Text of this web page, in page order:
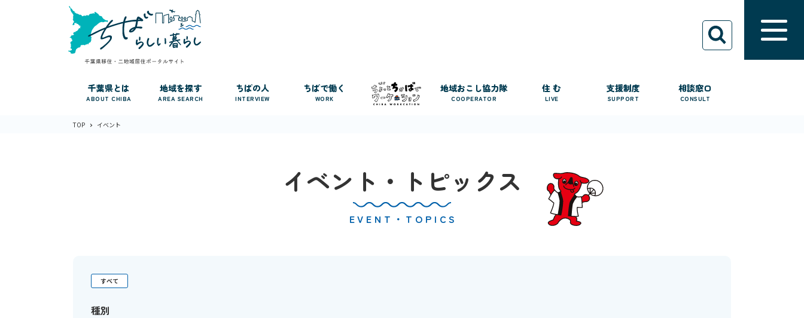
千葉県とは
ABOUT CHIBA
地域を探す
AREA SEARCH
ちばの人
INTERVIEW
ちばで働く
WORK
地域おこし協力隊
COOPERATOR
住 む
LIVE
支援制度
SUPPORT
相談窓口
CONSULT
TOP イベント
イベント・トピックス
EVENT・TOPICS
すべて
種別